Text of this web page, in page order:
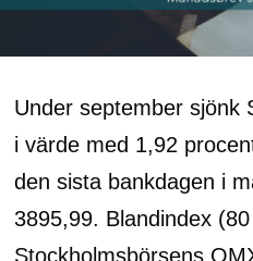
Under september sjönk
i värde med 1,92
den sista bankdagen i
3895,99. Blandindex
Stockholmsbörsens